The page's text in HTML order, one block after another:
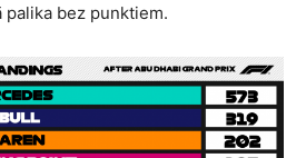
bez punktiem.